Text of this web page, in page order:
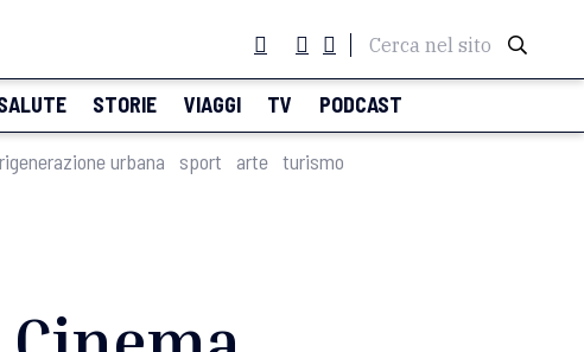
Cerca nel sito
STORIE VIAGGI TV PODCAST
rigenerazione urbana sport arte turismo